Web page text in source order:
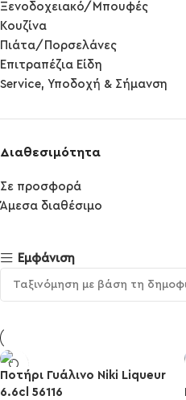
Ξενοδοχειακό/Μπουφές
Κουζίνα
Πιάτα/Πορσελάνες
Επιτραπέζια Είδη
Service, Υποδοχή & Σήμανση
Διαθεσιμότητα
Σε προσφορά
Άμεσα διαθέσιμο
Εμφάνιση
-29%
Ποτήρι Γυάλινο Niki Liqueur
6.6cl 56116